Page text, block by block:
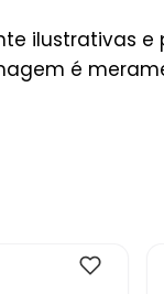
ilustrativas
é